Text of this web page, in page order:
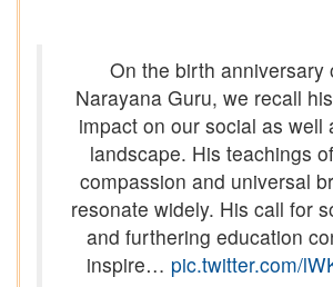
On the birth anniversary
Narayana Guru, we recall
impact on our social as well
landscape. His teachings
compassion and universal
resonate widely. His call for
and furthering education
inspire… pic.twitter.com/